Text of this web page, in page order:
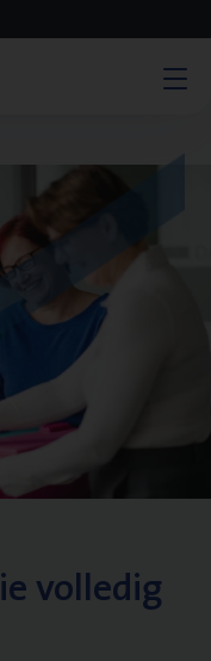
volledig